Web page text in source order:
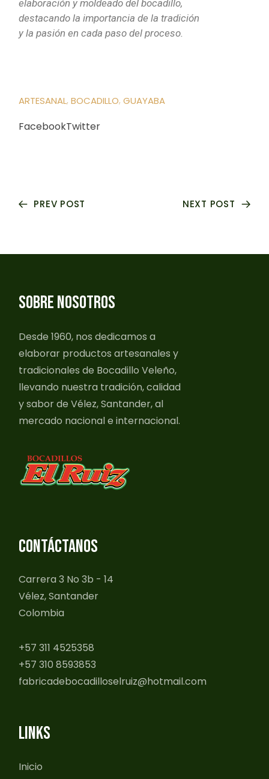
elaboración y moldeado del bocadillo,
destacando la importancia de la tradición
y la pasión en cada paso del proceso.
ARTESANAL BOCADILLO GUAYABA
FacebookTwitter
PREV POST NEXT POST
SOBRE NOSOTROS
Desde 1960, nos dedicamos a
elaborar productos artesanales y
tradicionales de Bocadillo Veleño,
llevando nuestra tradición, calidad
y sabor de Vélez, Santander, al
mercado nacional e internacional.
CONTÁCTANOS
Carrera 3 No 3b - 14
Vélez, Santander
Colombia
+57 311 4525358
+57 310 8593853
fabricadebocadilloselruiz@hotmail.com
LINKS
Inicio